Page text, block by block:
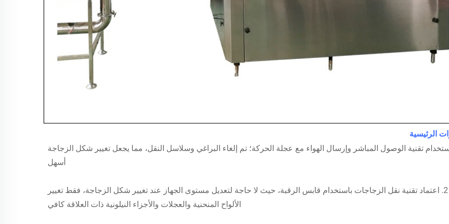
الرئيسية
أسهل
الألواح المنحنية والعجلات والأجزاء النيلونية ذات العلاقة كافي